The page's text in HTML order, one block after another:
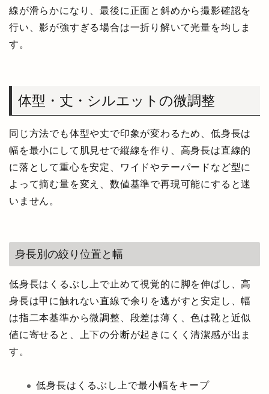
線が滑らかになり、最後に正面と斜めから撮影確認を
行い、影が強すぎる場合は一折り解いて光量を均しま
す。
体型・丈・シルエットの微調整
同じ方法でも体型や丈で印象が変わるため、低身長は
幅を最小にして肌見せで縦線を作り、高身長は直線的
に落として重心を安定、ワイドやテーパードなど型に
よって摘む量を変え、数値基準で再現可能にすると迷
いません。
身長別の絞り位置と幅
低身長はくるぶし上で止めて視覚的に脚を伸ばし、高
身長は甲に触れない直線で余りを逃がすと安定し、幅
は指二本基準から微調整、段差は薄く、色は靴と近似
値に寄せると、上下の分断が起きにくく清潔感が出ま
す。
低身長はくるぶし上で最小幅をキープ